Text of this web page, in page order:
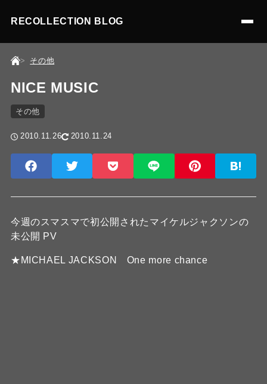
RECOLLECTION BLOG
その他
NICE MUSIC
その他
2010.11.26 2010.11.24
今週のスマスマで初公開されたマイケルジャクソンの
未公開 PV
★MICHAEL JACKSON One more chance